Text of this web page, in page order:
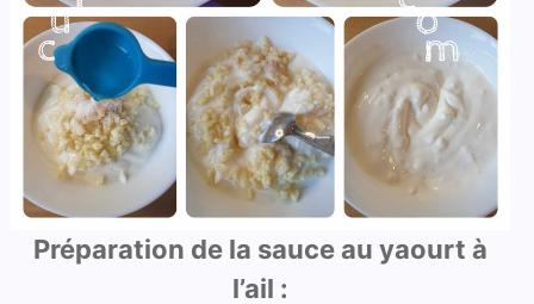
Préparation de la sauce au yaourt à
l’ail :